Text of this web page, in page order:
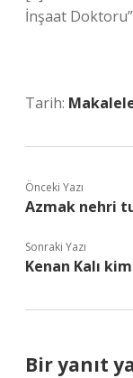
İnşaat Doktoru”
Tarih:
Önceki Yazı
Azmak nehri
Sonraki Yazı
Kenan Kalı
Bir yanıt